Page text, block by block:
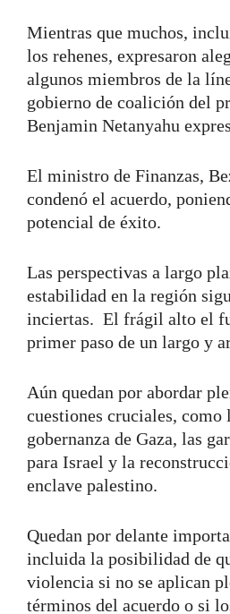
Mientras que muchos,
los rehenes, expresaron
algunos miembros de la
gobierno de coalición del
Benjamin Netanyahu
El ministro de Finanzas,
condenó el acuerdo,
potencial de éxito.
Las perspectivas a largo
estabilidad en la región
inciertas. El frágil alto el
primer paso de un largo y
Aún quedan por abordar
cuestiones cruciales, como
gobernanza de Gaza, las
para Israel y la
enclave palestino.
Quedan por delante
incluida la posibilidad de
violencia si no se aplican
términos del acuerdo o si